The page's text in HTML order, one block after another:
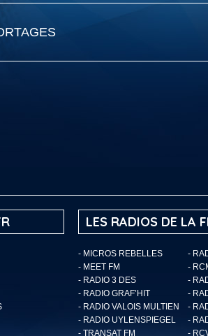
LES RADIOS DE LA
- MICROS REBELLES
-
- MEET FM
-
- RADIO 3 DES
-
- RADIO GRAF’HIT
-
- RADIO VALOIS MULTIEN
-
- RADIO UYLENSPIEGEL
-
- TRANSAT FM
-